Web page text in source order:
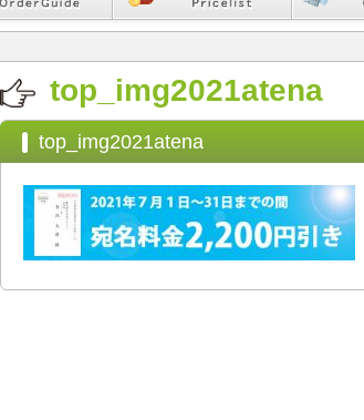
top_img2021atena
top_img2021atena